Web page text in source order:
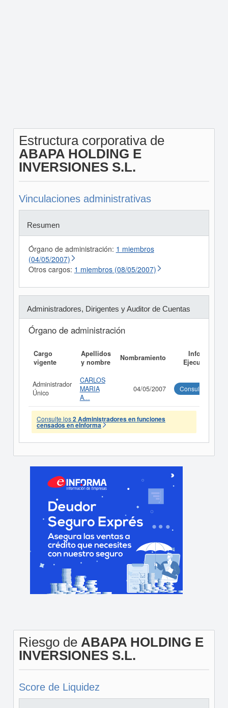
Estructura corporativa de
ABAPA HOLDING E
INVERSIONES S.L.
Vinculaciones administrativas
Resumen
Órgano de administración: 1 miembros
(04/05/2007)
Otros cargos: 1 miembros (08/05/2007)
Administradores, Dirigentes y Auditor de Cuentas
Órgano de administración
Cargo
vigente
Apellidos
y nombre
Nombramiento
Informe
Ejecutivo
Administrador
Único
CARLOS
MARIA
A...
04/05/2007 Consultar
Consulte los2 Administradores en funciones
censados en eInforma
Riesgo de ABAPA HOLDING E
INVERSIONES S.L.
Score de Liquidez